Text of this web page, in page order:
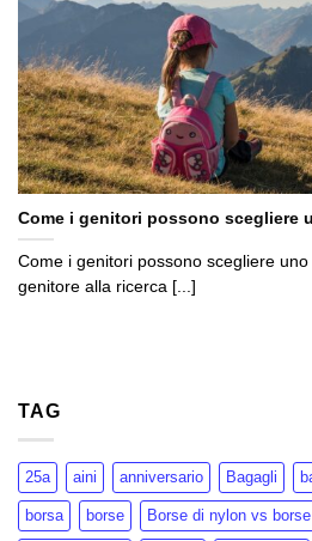
Come i genitori possono scegliere
Come i genitori possono scegliere
genitore alla ricerca [...]
TAG
25a aini anniversario Bagagli
borsa borse Borse di nylon vs